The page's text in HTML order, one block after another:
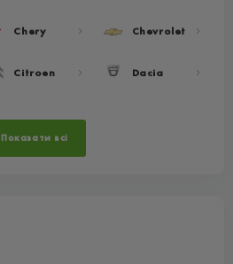
Chery Chevrolet
Citroen Dacia
Показати всі